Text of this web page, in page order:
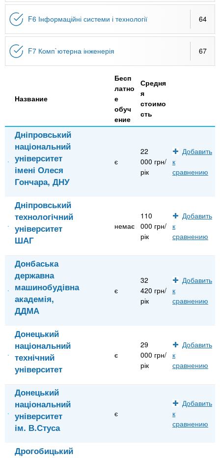
F6 Інформаційні системи і технології 64
F7 Комп`ютерна інженерія 67
Название
Бесп
латно
е
обуч
ение
Средня
я
стоимо
сть
Дніпровський
національний
університет
імені Олеся
Гончара, ДНУ
є
22
000 грн/
рік
Добавить
к
сравнению
Дніпровський
технологічний
університет
ШАГ
немає
110
000 грн/
рік
Добавить
к
сравнению
Донбаська
державна
машинобудівна
академія,
ДДМА
є
32
420 грн/
рік
Добавить
к
сравнению
Донецький
національний
технічний
університет
є
29
000 грн/
рік
Добавить
к
сравнению
Донецький
національний
університет
ім. В.Стуса
є
Добавить
к
сравнению
Дрогобицький